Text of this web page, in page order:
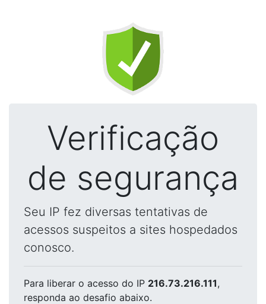
Verificação
de segurança
Seu IP fez diversas tentativas de
acessos suspeitos a sites hospedados
conosco.
Para liberar o acesso do IP 216.73.216.111,
responda ao desafio abaixo.